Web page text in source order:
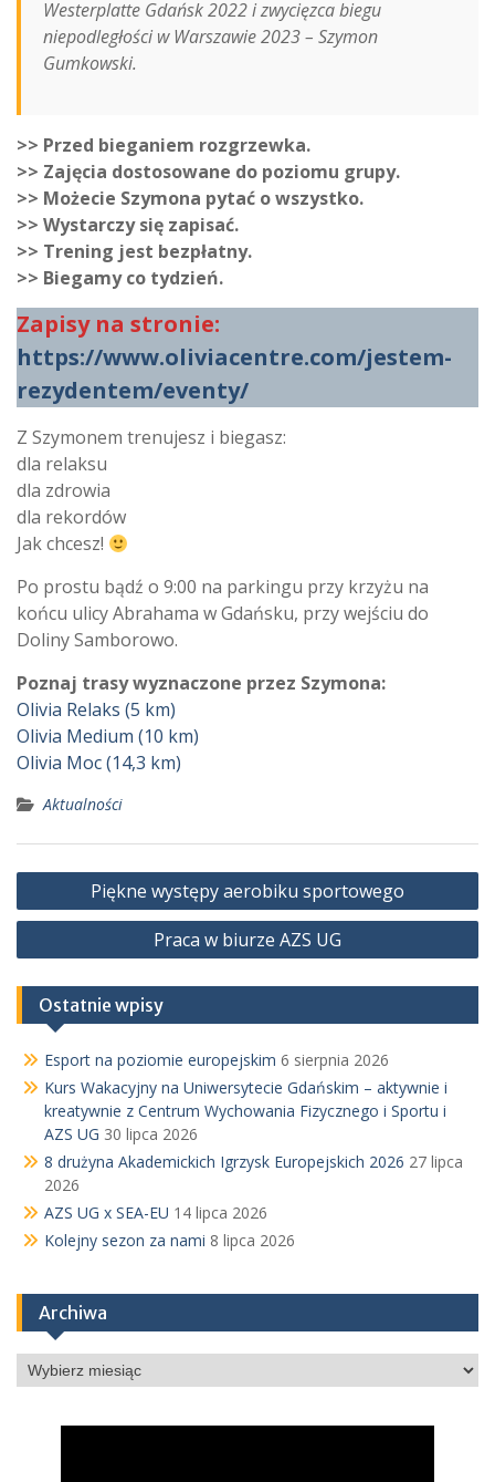
Westerplatte Gdańsk 2022 i zwycięzca biegu
niepodległości w Warszawie 2023 – Szymon
Gumkowski.
>> Przed bieganiem rozgrzewka.
>> Zajęcia dostosowane do poziomu grupy.
>> Możecie Szymona pytać o wszystko.
>> Wystarczy się zapisać.
>> Trening jest bezpłatny.
>> Biegamy co tydzień.
Zapisy na stronie:
https://www.oliviacentre.com/jestem-
rezydentem/eventy/
Z Szymonem trenujesz i biegasz:
dla relaksu
dla zdrowia
dla rekordów
Jak chcesz!
Po prostu bądź o 9:00 na parkingu przy krzyżu na
końcu ulicy Abrahama w Gdańsku, przy wejściu do
Doliny Samborowo.
Poznaj trasy wyznaczone przez Szymona:
Olivia Relaks (5 km)
Olivia Medium (10 km)
Olivia Moc (14,3 km)
Aktualności
Nawigacja
wpisu
Piękne występy aerobiku sportowego
Praca w biurze AZS UG
Ostatnie wpisy
Esport na poziomie europejskim 6 sierpnia 2026
Kurs Wakacyjny na Uniwersytecie Gdańskim – aktywnie i
kreatywnie z Centrum Wychowania Fizycznego i Sportu i
AZS UG 30 lipca 2026
8 drużyna Akademickich Igrzysk Europejskich 2026 27 lipca
2026
AZS UG x SEA-EU 14 lipca 2026
Kolejny sezon za nami 8 lipca 2026
Archiwa
Archiwa